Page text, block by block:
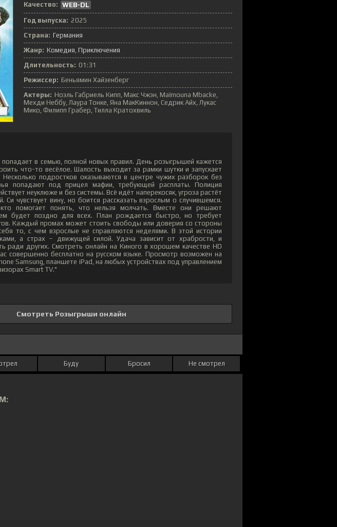
Качество: WEB-DL
Год выпуска: 2025
Страна: Германия
Жанр: Комедия Приключения
Длительность: 01:31
Режиссер: Беньямин Хайзенберг
Актеры: Ноэль Габриель Кипп, Макс Чжэн, Maïmouna Mbacke,
Мехди Неббу, Лаура Тонке, Яна МакКиннон, Седрик Айх, Лукас
Мико, Филипп Грабер, Тилла Кратохвиль
попадает в семью, полной новых правил. День розыгрышей кажется
что-то весёлое. Шалость выходит за рамки шутки и запускает
подростков оказываются в центре чужих разборок без
попадают под прицел мафии, требующей расплаты. Полиция
неуклюже и без системы. Всё идёт наперекосяк, угроза растёт
чувствует вину, но боится рассказать взрослым о случившемся.
кто помогает понять, что нельзя молчать. Вместе они решают
будет поздно для всех. План рождается быстро, но требует
Каждый промах может стоить свободы или доверия со стороны
то, с чем взрослые не справляются неделями. В этой истории
а страх – движущей силой. Удача зависит от храбрости, и
ради других. Смотреть онлайн на Киного в хорошем качестве HD
совершенно бесплатно на русском языке. Просмотр возможен на
Samsung, планшете iPad, на любых устройствах под управлением
Smart TV."
Смотреть Розыгрыши онлайн
Буду Бросил Не смотрел